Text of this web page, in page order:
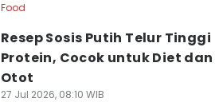
Food
Resep Sosis Putih Telur Tinggi
Protein, Cocok untuk Diet dan
Otot
27 Jul 2026, 08:10 WIB